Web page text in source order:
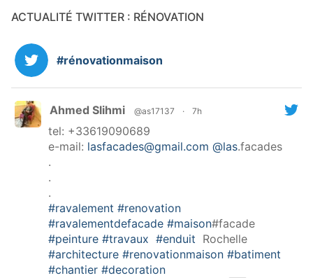
ACTUALITÉ TWITTER : RÉNOVATION
#rénovationmaison
Ahmed Slihmi @as17137 · 7h
tel: +33619090689
e-mail: lasfacades@gmail.com @las.facades
.
.
.
#ravalement #renovation
#ravalementdefacade #maison#facade
#peinture #travaux #enduit Rochelle
#architecture #renovationmaison #batiment
#chantier #decoration